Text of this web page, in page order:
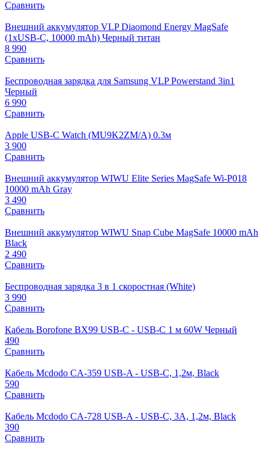
Сравнить
Внешний аккумулятор VLP Diaomond Energy MagSafe
(1xUSB-C, 10000 mAh) Черный титан
8 990
Сравнить
Беспроводная зарядка для Samsung VLP Powerstand 3in1
Черный
6 990
Сравнить
Apple USB‑C Watch (MU9K2ZM/A) 0.3м
3 900
Сравнить
Внешний аккумулятор WIWU Elite Series MagSafe Wi-P018
10000 mAh Gray
3 490
Сравнить
Внешний аккумулятор WIWU Snap Cube MagSafe 10000 mAh
Black
2 490
Сравнить
Беспроводная зарядка 3 в 1 скоростная (White)
3 990
Сравнить
Кабель Borofone BX99 USB-C - USB-C 1 м 60W Черный
490
Сравнить
Кабель Mcdodo CA-359 USB-A - USB-C, 1,2м, Black
590
Сравнить
Кабель Mcdodo CA-728 USB-A - USB-C, 3A, 1,2м, Black
390
Сравнить